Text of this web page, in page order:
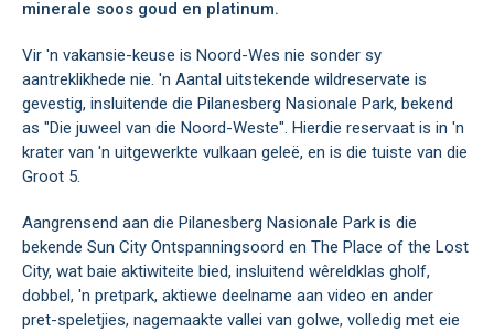
minerale soos goud en platinum.
Vir 'n vakansie-keuse is Noord-Wes nie sonder sy
aantreklikhede nie. 'n Aantal uitstekende wildreservate is
gevestig, insluitende die Pilanesberg Nasionale Park, bekend
as "Die juweel van die Noord-Weste". Hierdie reservaat is in 'n
krater van 'n uitgewerkte vulkaan geleë, en is die tuiste van die
Groot 5.
Aangrensend aan die Pilanesberg Nasionale Park is die
bekende Sun City Ontspanningsoord en The Place of the Lost
City, wat baie aktiwiteite bied, insluitend wêreldklas gholf,
dobbel, 'n pretpark, aktiewe deelname aan video en ander
pret-speletjies, nagemaakte vallei van golwe, volledig met eie